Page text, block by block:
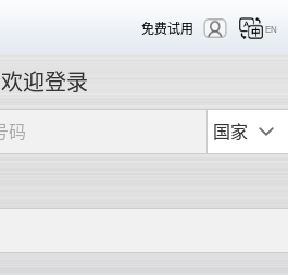
免费试用 EN
欢迎登录
国家